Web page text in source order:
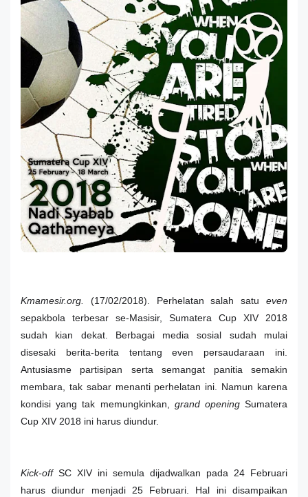
Kmamesir.org. (17/02/2018). Perhelatan salah satueven
sepakbola terbesar se-Masisir, Sumatera Cup XIV 2018
sudah kian dekat. Berbagai media sosial sudah mulai
disesaki berita-berita tentang even persaudaraan ini.
Antusiasme partisipan serta semangat panitia semakin
membara, tak sabar menanti perhelatan ini. Namun karena
kondisi yang tak memungkinkan, grand openingSumatera
Cup XIV 2018 ini harus diundur.
Kick-off SC XIV ini semula dijadwalkan pada 24 Februari
harus diundur menjadi 25 Februari. Hal ini disampaikan